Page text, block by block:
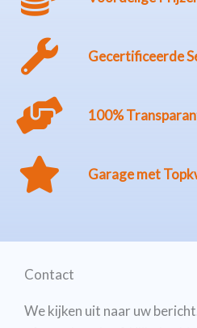
Gecertificeerde
100%
Garage met
Contact
We kijken uit naar uw